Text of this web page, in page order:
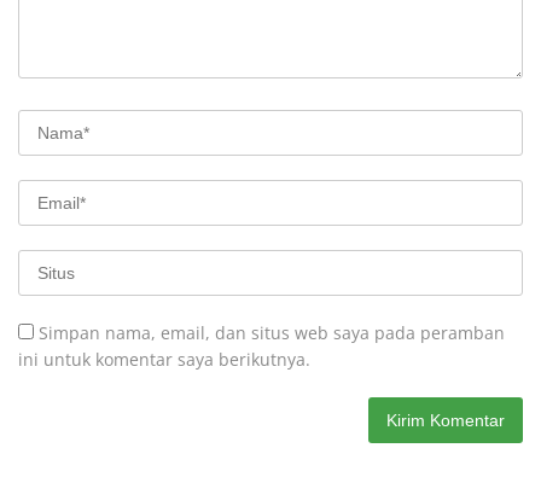
Simpan nama, email, dan situs web saya pada peramban
ini untuk komentar saya berikutnya.